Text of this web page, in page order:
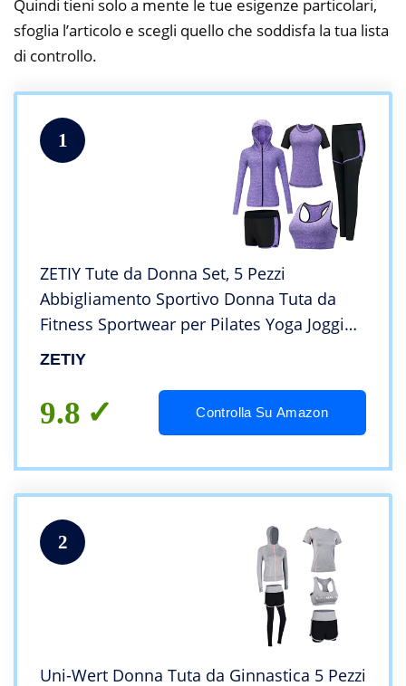
Quindi tieni solo a mente le tue esigenze particolari,
sfoglia l’articolo e scegli quello che soddisfa la tua lista
di controllo.
1
ZETIY Tute da Donna Set, 5 Pezzi
Abbigliamento Sportivo Donna Tuta da
Fitness Sportwear per Pilates Yoga Jogging
Gym Workout Ginnastica
ZETIY
9.8 Controlla Su Amazon
2
Uni-Wert Donna Tuta da Ginnastica 5 Pezzi